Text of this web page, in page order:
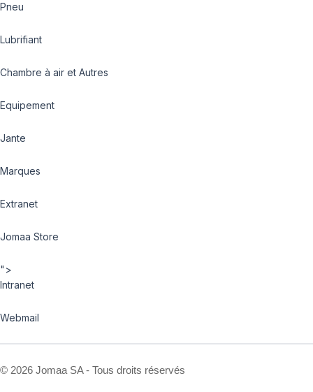
Pneu
Lubrifiant
Chambre à air et Autres
Equipement
Jante
Marques
Extranet
Jomaa Store
">
Intranet
Webmail
© 2026 Jomaa SA - Tous droits réservés